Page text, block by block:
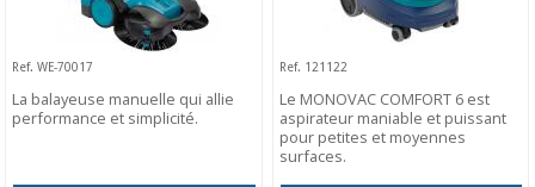
Ref. WE-70017
La balayeuse manuelle qui allie
performance et simplicité.
Ref. 121122
Le MONOVAC COMFORT 6 est
aspirateur maniable et puissant
pour petites et moyennes
surfaces.